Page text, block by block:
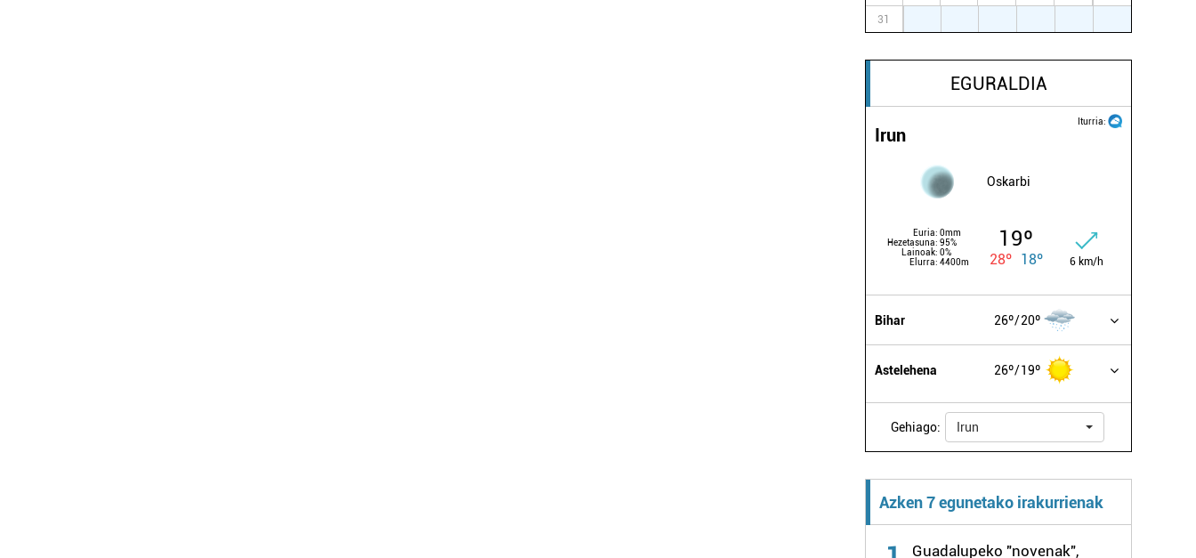
31
EGURALDIA
Iturria:
Irun
Oskarbi
Euria: 0mm
Hezetasuna: 95%
Lainoak: 0%
Elurra: 4400m
19º
28º 18º 6 km/h
Bihar 26º 20º
Astelehena 26º 19º
Gehiago: Irun
Azken 7 egunetako irakurrienak
Guadalupeko "novenak",